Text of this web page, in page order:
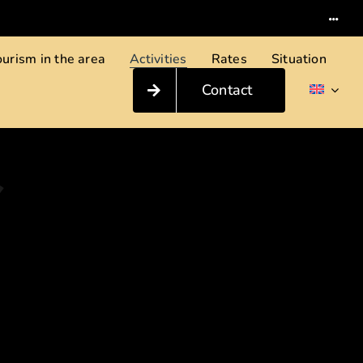
in the area Activities Rates Situation
Contact